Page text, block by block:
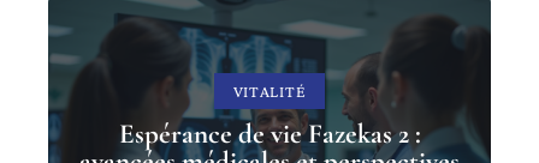
VITALITÉ
Espérance de vie Fazekas 2 :